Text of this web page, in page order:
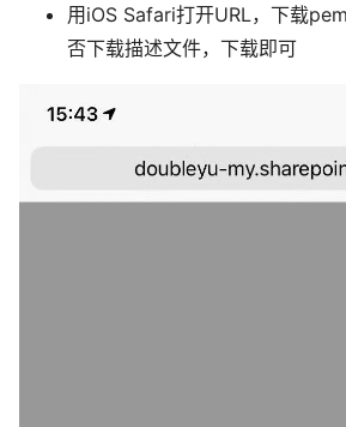
用iOS Safari打开URL，下载
否下载描述文件，下载即可